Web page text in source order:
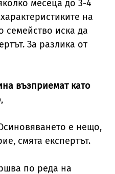
месеца до 3-4
на
семейство иска да
За разлика от
възприемат като
,
е нещо,
смята експертът.
по реда на